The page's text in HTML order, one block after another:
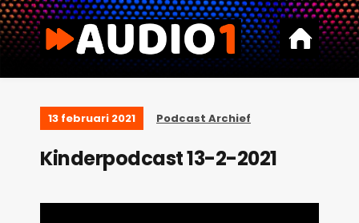
13 februari 2021 Podcast Archief
Kinderpodcast 13-2-2021